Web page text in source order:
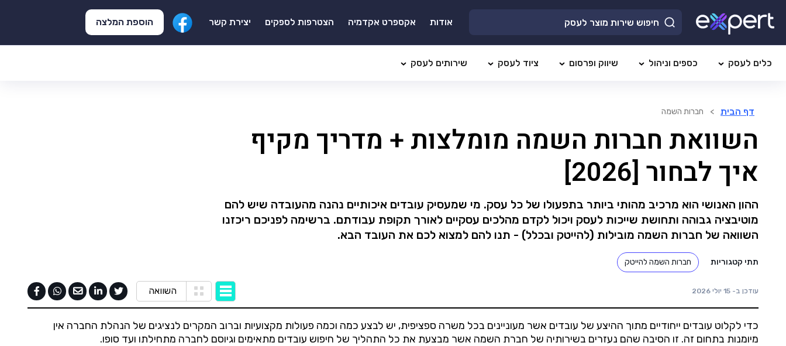
אודות אקספרט אקדמיה הצטרפות לספקים יצירת קשר הוספת המלצה
כלים לעסק כספים וניהול שיווק ופרסום ציוד לעסק שירותים לעסק
דף הבית > חברות השמה
השוואת חברות השמה מומלצות + מדריך מקיף
איך לבחור [2026]
ההון האנושי הוא מרכיב מהותי ביותר בתפעולו של כל עסק. מי שמעסיק עובדים איכותיים נהנה מהעובדה שיש להם
מוטיבציה גבוהה ותחושת שייכות לעסק ויכול לקדם מהלכים עסקיים לאורך תקופת עבודתם. ברשימה לפניכם ריכזנו
השוואה של חברות השמה מובילות (להייטק ובכלל) - תנו להם למצוא לכם את העובד הבא.
תתי קטגוריות חברות השמה להייטק
עודכן ב- 15 יולי 2026 השוואה
כדי לקלוט עובדים ייחודיים מתוך ההיצע של עובדים אשר מעוניינים בכל משרה ספציפית, יש לבצע כמה וכמה פעולות מקצועיות וברוב המקרים לנציגים של הנהלת החברה אין
מיומנות בתחום זה. זו הסיבה שהם נעזרים בשירותיה של חברת השמה אשר מבצעת את כל התהליך של חיפוש עובדים מתאימים וגיוסם לחברה מתחילתו ועד סופו.